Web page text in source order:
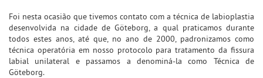
Foi nesta ocasião que tivemos contato com a técnica de labioplastia
desenvolvida na cidade de Göteborg, a qual praticamos durante
todos estes anos, até que, no ano de 2000, padronizamos como
técnica operatória em nosso protocolo para tratamento da fissura
labial unilateral e passamos a denominá-la como Técnica de
Göteborg.